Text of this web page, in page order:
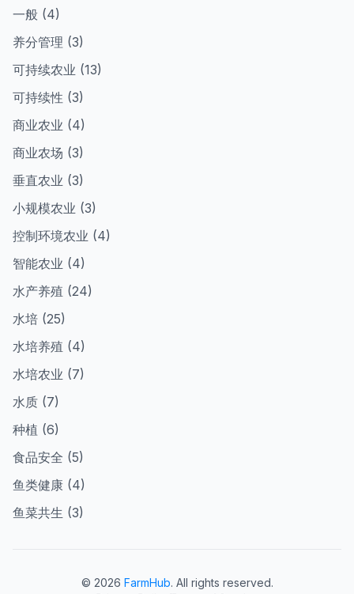
一般 (4)
养分管理 (3)
可持续农业 (13)
可持续性 (3)
商业农业 (4)
商业农场 (3)
垂直农业 (3)
小规模农业 (3)
控制环境农业 (4)
智能农业 (4)
水产养殖 (24)
水培 (25)
水培养殖 (4)
水培农业 (7)
水质 (7)
种植 (6)
食品安全 (5)
鱼类健康 (4)
鱼菜共生 (3)
© 2026 FarmHub. All rights reserved.